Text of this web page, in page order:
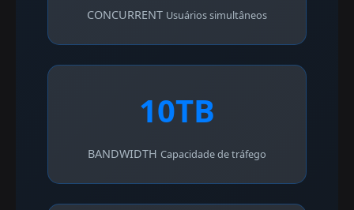
CONCURRENT Usuários simultâneos
10TB
BANDWIDTH Capacidade de tráfego